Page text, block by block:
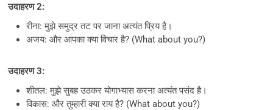
उदाहरण 2:
रीना: मुझे समुद्र तट पर जाना अत्यंत प्रिय है।
अजय: और आपका क्या विचार है? (What about you?)
उदाहरण 3:
शीतल: मुझे सुबह उठकर योगाभ्यास करना अत्यंत पसंद है।
विकास: और तुम्हारी क्या राय है? (What about you?)